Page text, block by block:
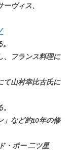
ヴィス、
、フランス料理に
て山村幸比古氏に
」など約10年の修
・ポー 二ツ星